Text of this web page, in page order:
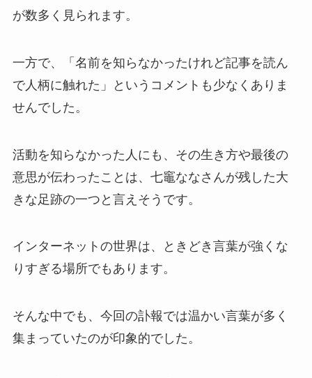
が数多く見られます。
一方で、「名前を知らなかったけれど記事を読ん
で人柄に触れた」というコメントも少なくありま
せんでした。
活動を知らなかった人にも、その生き方や最後の
意思が伝わったことは、七竈ななさんが残した大
きな足跡の一つと言えそうです。
インターネットの世界は、ときどき言葉が強くな
りすぎる場所でもあります。
そんな中でも、今回の訃報では温かい言葉が多く
集まっていたのが印象的でした。